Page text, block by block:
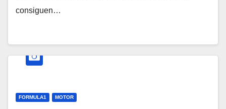
consiguen…
FORMULA1 MOTOR